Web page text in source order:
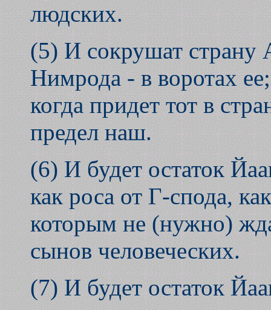
людских.
(5) И сокрушат
Нимрода - в воротах
когда придет тот в
предел наш.
(6) И будет остаток
как роса от Г-спода,
которым не (нужно)
сынов человеческих.
(7) И будет остаток